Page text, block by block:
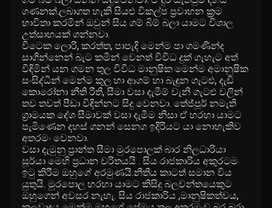
ගණනක්.ලබාගත හැකි සියළු විකල්ප ප්‍රවාහන ක්‍රම
භාවිතා කරමින් ඔවුන් සිය ගම් බිම් බලා යාමට විශාල
උත්සාහයක් ගන්නවා.
විටෙක ලොරි, කරත්ත, පාපැදි මෙන්ම පා ගමණින්ද
සාගින්නෙන් බැට කමින් වෙනත් විවිධ දුක් ගැහැට අත්
විඳිමින් ‍යන ගමන තුල විවිධ මානුෂික මෙන්ම අමානුෂික
සංසිද්ධීන් මෙන්ම කුල හා ආගම් හා බැඳුන ගැටළු, දැඩි
කොරෝනා නීති රීති, සීමා වසා දැමීම් වැනි ගැටළු වලින්
තව තවත් පීඩා විඳින්නට සිදු වෙනවා. තේජ්පූර් නමැති
ග්‍රාමයක දේශ සීමාවක් වසා දැමීම නිසා ඒ හරහා යාමට
පැමිණෙන දහස් ගනන් සෙනග ඉදිරියට යා නොහැකිව
අතරමං වෙනවා.
වසා දැමුනු ප්‍රාන්ත සීමා මුරපොලක් බාර නිලධාරියා
සූර්යා මෙහි ප්‍රධාන චරිතයයි . සිය රාජකාරිය අකුරටම
ඉටු කිරීම ඔහුගේ අරමුණයි.නීතිය කාටත් සමාන විය
යුතුයි. මුරපොල හරහා යාමට කිසිදු බලවන්තයෙකුට
ඔහුගෙන් අවසර නැහැ. සිය රාජකාරිය ,මානුෂිකත්වය,